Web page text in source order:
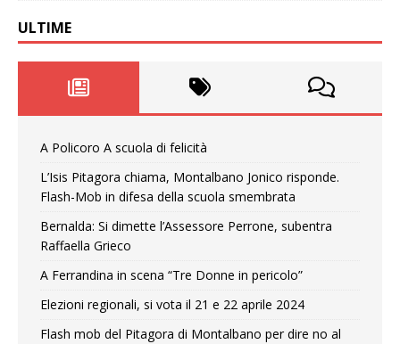
ULTIME
A Policoro A scuola di felicità
L’Isis Pitagora chiama, Montalbano Jonico risponde.
Flash-Mob in difesa della scuola smembrata
Bernalda: Si dimette l’Assessore Perrone, subentra
Raffaella Grieco
A Ferrandina in scena “Tre Donne in pericolo”
Elezioni regionali, si vota il 21 e 22 aprile 2024
Flash mob del Pitagora di Montalbano per dire no al